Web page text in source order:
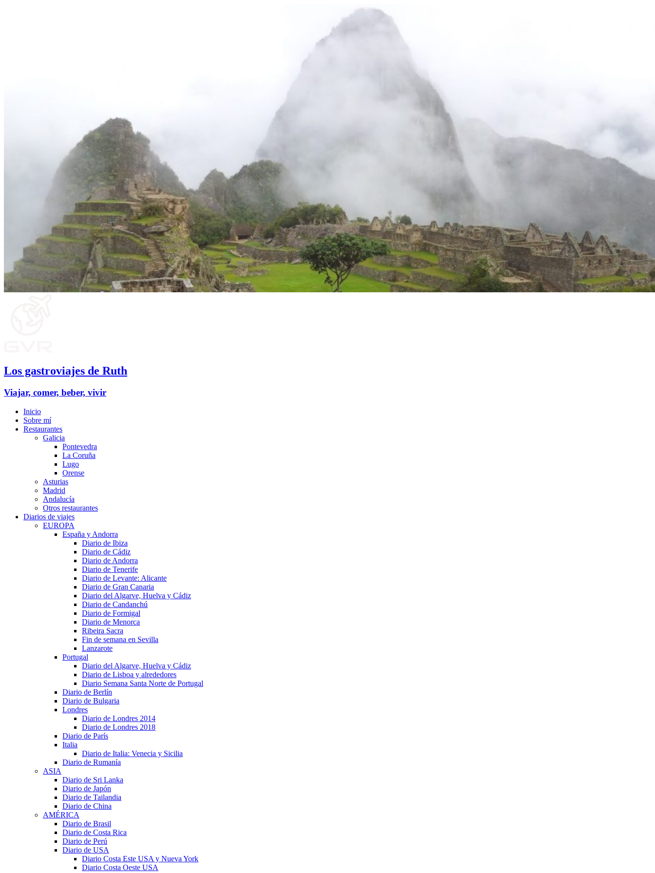
Los gastroviajes de Ruth
Viajar, comer, beber, vivir
Inicio
Sobre mí
Restaurantes
Galicia
Pontevedra
La Coruña
Lugo
Orense
Asturias
Madrid
Andalucía
Otros restaurantes
Diarios de viajes
EUROPA
España y Andorra
Diario de Ibiza
Diario de Cádiz
Diario de Andorra
Diario de Tenerife
Diario de Levante: Alicante
Diario de Gran Canaria
Diario del Algarve, Huelva y Cádiz
Diario de Candanchú
Diario de Formigal
Diario de Menorca
Ribeira Sacra
Fin de semana en Sevilla
Lanzarote
Portugal
Diario del Algarve, Huelva y Cádiz
Diario de Lisboa y alrededores
Diario Semana Santa Norte de Portugal
Diario de Berlín
Diario de Bulgaria
Londres
Diario de Londres 2014
Diario de Londres 2018
Diario de París
Italia
Diario de Italia: Venecia y Sicilia
Diario de Rumanía
ASIA
Diario de Sri Lanka
Diario de Japón
Diario de Tailandia
Diario de China
AMÉRICA
Diario de Brasil
Diario de Costa Rica
Diario de Perú
Diario de USA
Diario Costa Este USA y Nueva York
Diario Costa Oeste USA